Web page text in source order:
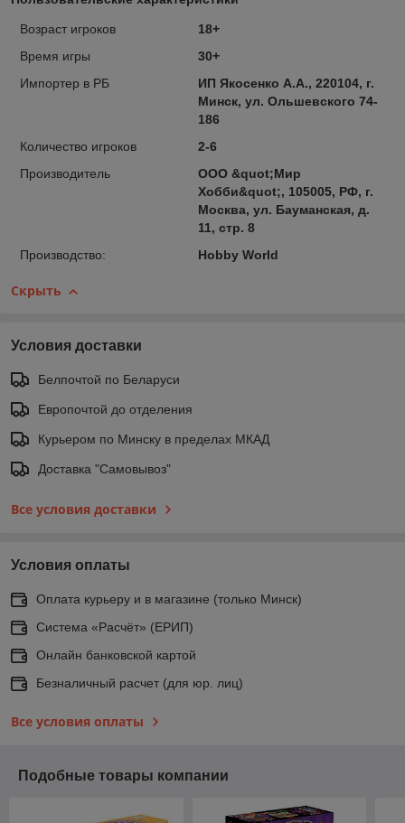
Возраст игроков
18+
Время игры
30+
Импортер в РБ
ИП Якосенко А.А., 220104, г.
Минск, ул. Ольшевского 74-
186
Количество игроков
2-6
Производитель
ООО &quot;Мир
Хобби&quot;, 105005, РФ, г.
Москва, ул. Бауманская, д.
11, стр. 8
Производство:
Hobby World
Скрыть
Условия доставки
Белпочтой по Беларуси
Европочтой до отделения
Курьером по Минску в пределах МКАД
Доставка "Самовывоз"
Все условия доставки
Условия оплаты
Оплата курьеру и в магазине (только Минск)
Система «Расчёт» (ЕРИП)
Онлайн банковской картой
Безналичный расчет (для юр. лиц)
Все условия оплаты
Подобные товары компании